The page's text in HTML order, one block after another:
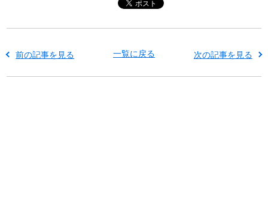
前の記事を見る 一覧に戻る 次の記事を見る